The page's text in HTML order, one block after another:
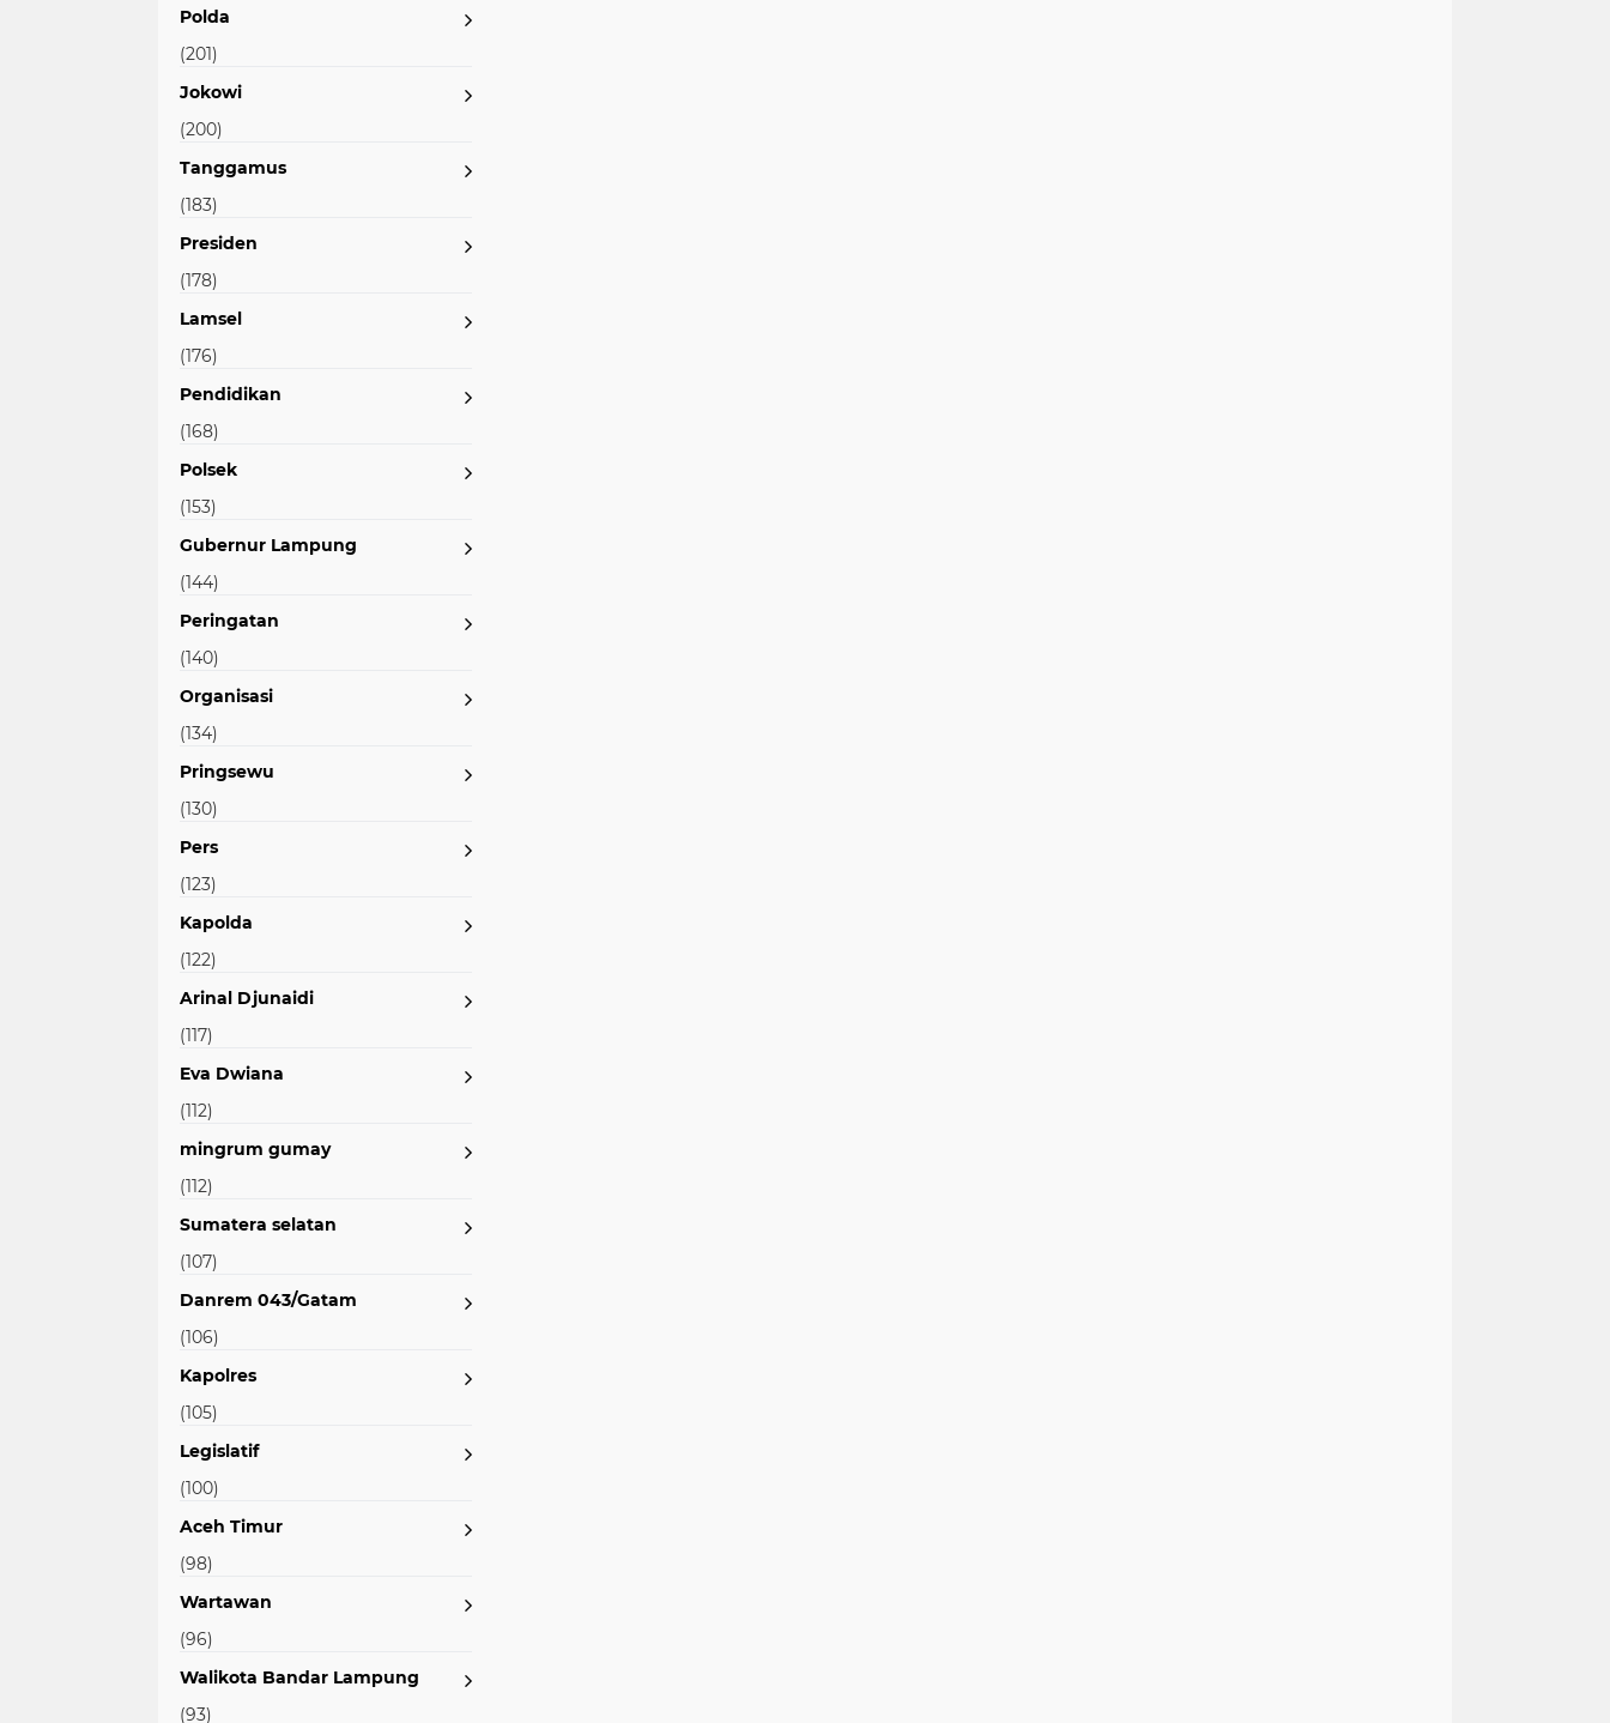
Polda
(201)
Jokowi
(200)
Tanggamus
(183)
Presiden
(178)
Lamsel
(176)
Pendidikan
(168)
Polsek
(153)
Gubernur Lampung
(144)
Peringatan
(140)
Organisasi
(134)
Pringsewu
(130)
Pers
(123)
Kapolda
(122)
Arinal Djunaidi
(117)
Eva Dwiana
(112)
mingrum gumay
(112)
Sumatera selatan
(107)
Danrem 043/Gatam
(106)
Kapolres
(105)
Legislatif
(100)
Aceh Timur
(98)
Wartawan
(96)
Walikota Bandar Lampung
(93)